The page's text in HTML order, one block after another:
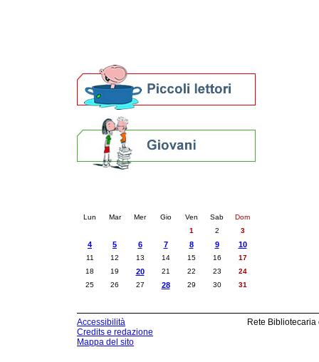
Lun Mar Mer Gio Ven Sab
Dom
1
2 3
4 5 6 7 8 9 10
11 12 13 14 15 16
17
18
19 20 21 22 23
24
25
26 27 28 29 30 31
Accessibilità
Credits e redazione
Mappa del sito
Rete